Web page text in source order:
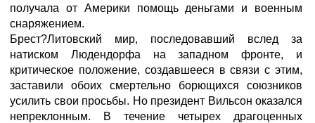
получала от Америки помощь деньгами и военным
снаряжением.
Брест?Литовский мир, последовавший вслед за
натиском Людендорфа на западном фронте, и
критическое положение, создавшееся в связи с этим,
заставили обоих смертельно борющихся союзников
усилить свои просьбы. Но президент Вильсон оказался
непреклонным. В течение четырех драгоценных